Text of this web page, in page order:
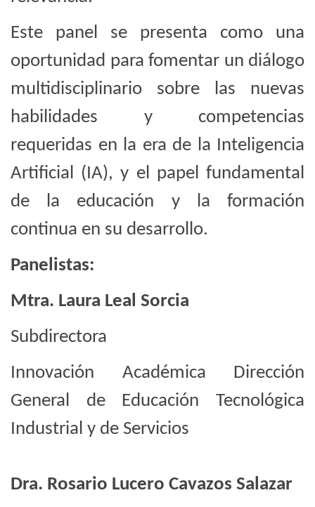
Este panel se presenta como una
oportunidad para fomentar un diálogo
multidisciplinario sobre las nuevas
habilidades y competencias
requeridas en la era de la Inteligencia
Artificial (IA), y el papel fundamental
de la educación y la formación
continua en su desarrollo.
Panelistas:
Mtra. Laura Leal Sorcia
Subdirectora
Innovación Académica Dirección
General de Educación Tecnológica
Industrial y de Servicios
Dra. Rosario Lucero Cavazos Salazar